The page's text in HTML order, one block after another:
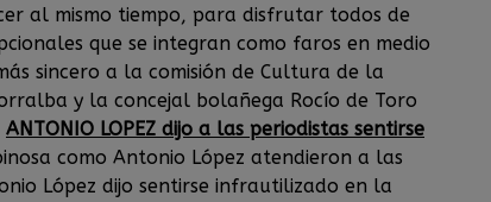
al mismo tiempo, para disfrutar todos de
que se integran como faros en medio
sincero a la comisión de Cultura de la
y la concejal bolañega Rocío de Toro
ANTONIO LOPEZ dijo a las periodistas sentirse
como Antonio López atendieron a las
López dijo sentirse infrautilizado en la